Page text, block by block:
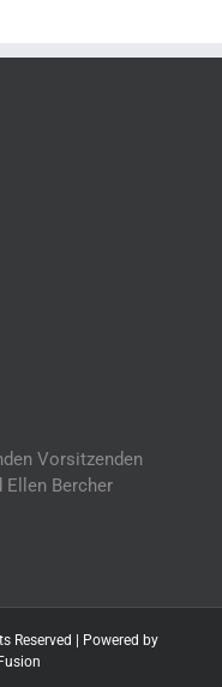
Vorsitzenden
Ellen Bercher
Reserved | Powered by